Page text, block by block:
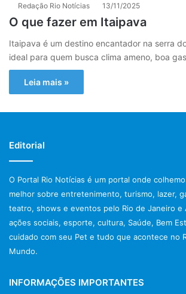
Redação Rio Notícias 13/11/2025
O que fazer em Itaipava
Itaipava é um destino encantador na serra
ideal para quem busca clima ameno, boa
Leia mais »
Editorial
O Portal Rio Notícias é um portal onde
melhor sobre entretenimento, turismo, lazer,
teatro, shows e eventos pelo Rio de Janeiro e
ações sociais, esporte, cultura, Saúde, Bem
cuidado com seu Pet e tudo que acontece no
Mundo.
INFORMAÇÕES IMPORTANTES